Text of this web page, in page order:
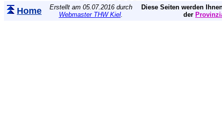
Home
Erstellt am 05.07.2016 durch
Webmaster THW Kiel.
Diese Seiten werden
der